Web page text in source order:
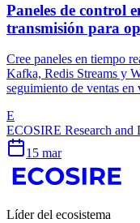
Paneles de control
transmisión para
Cree paneles en tiempo
Kafka, Redis Streams y
seguimiento de ventas en
E
ECOSIRE Research and
15 mar
Líder del ecosistema